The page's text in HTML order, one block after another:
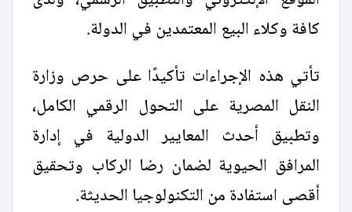
كافة وكلاء البيع المعتمدين في الدولة.
تأتي هذه الإجراءات تأكيدًا على حرص وزارة
النقل المصرية على التحول الرقمي الكامل،
وتطبيق أحدث المعايير الدولية في إدارة
المرافق الحيوية لضمان رضا الركاب وتحقيق
أقصى استفادة من التكنولوجيا الحديثة.